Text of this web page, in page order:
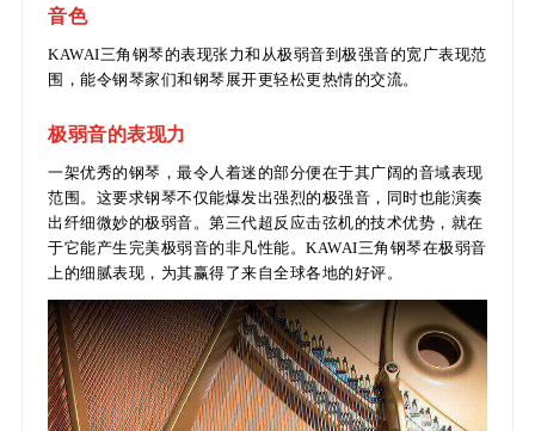
音色
KAWAI三角钢琴的表现张力和从极弱音到极强音的宽广表现范
围，能令钢琴家们和钢琴展开更轻松更热情的交流。
极弱音的表现力
一架优秀的钢琴，最令人着迷的部分便在于其广阔的音域表现
范围。这要求钢琴不仅能爆发出强烈的极强音，同时也能演奏
出纤细微妙的极弱音。第三代超反应击弦机的技术优势，就在
于它能产生完美极弱音的非凡性能。KAWAI三角钢琴在极弱音
上的细腻表现，为其赢得了来自全球各地的好评。